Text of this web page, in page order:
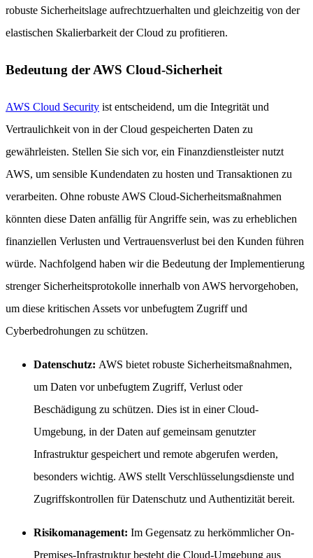
robuste Sicherheitslage aufrechtzuerhalten und gleichzeitig von der
elastischen Skalierbarkeit der Cloud zu profitieren.
Bedeutung der AWS Cloud-Sicherheit
AWS Cloud Security ist entscheidend, um die Integrität und
Vertraulichkeit von in der Cloud gespeicherten Daten zu
gewährleisten. Stellen Sie sich vor, ein Finanzdienstleister nutzt
AWS, um sensible Kundendaten zu hosten und Transaktionen zu
verarbeiten. Ohne robuste AWS Cloud-Sicherheitsmaßnahmen
könnten diese Daten anfällig für Angriffe sein, was zu erheblichen
finanziellen Verlusten und Vertrauensverlust bei den Kunden führen
würde. Nachfolgend haben wir die Bedeutung der Implementierung
strenger Sicherheitsprotokolle innerhalb von AWS hervorgehoben,
um diese kritischen Assets vor unbefugtem Zugriff und
Cyberbedrohungen zu schützen.
Datenschutz: AWS bietet robuste Sicherheitsmaßnahmen,
um Daten vor unbefugtem Zugriff, Verlust oder
Beschädigung zu schützen. Dies ist in einer Cloud-
Umgebung, in der Daten auf gemeinsam genutzter
Infrastruktur gespeichert und remote abgerufen werden,
besonders wichtig. AWS stellt Verschlüsselungsdienste und
Zugriffskontrollen für Datenschutz und Authentizität bereit.
Risikomanagement: Im Gegensatz zu herkömmlicher On-
Premises-Infrastruktur besteht die Cloud-Umgebung aus